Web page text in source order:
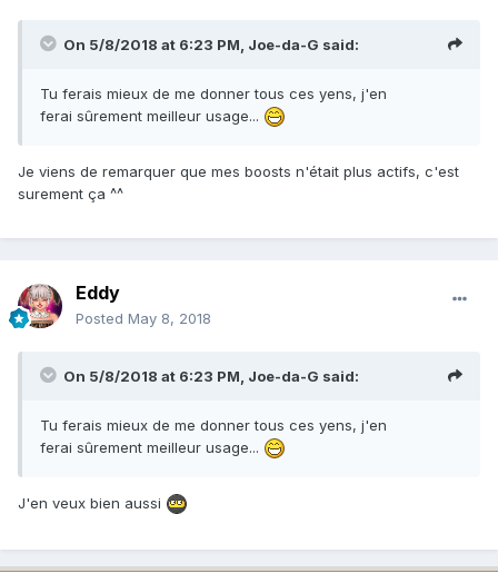
On 5/8/2018 at 6:23 PM, Joe-da-G said:
Tu ferais mieux de me donner tous ces yens, j'en
ferai sûrement meilleur usage...
Je viens de remarquer que mes boosts n'était plus actifs, c'est
surement ça ^^
Eddy
Posted May 8, 2018
On 5/8/2018 at 6:23 PM, Joe-da-G said:
Tu ferais mieux de me donner tous ces yens, j'en
ferai sûrement meilleur usage...
J'en veux bien aussi